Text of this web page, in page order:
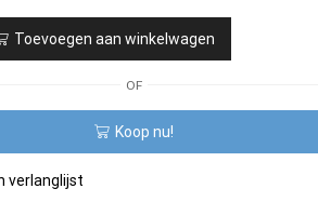
Toevoegen aan winkelwagen
OF
Koop nu!
verlanglijst